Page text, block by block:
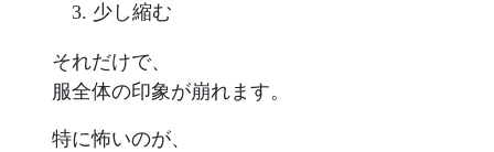
少し縮む
それだけで、
服全体の印象が崩れます。
特に怖いのが、